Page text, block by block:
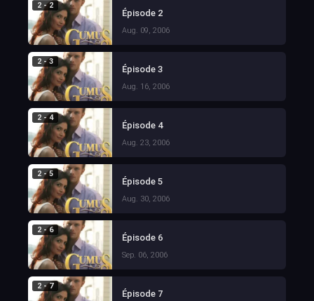
2 - 2
Épisode 2
Aug. 09, 2006
2 - 3
Épisode 3
Aug. 16, 2006
2 - 4
Épisode 4
Aug. 23, 2006
2 - 5
Épisode 5
Aug. 30, 2006
2 - 6
Épisode 6
Sep. 06, 2006
2 - 7
Épisode 7